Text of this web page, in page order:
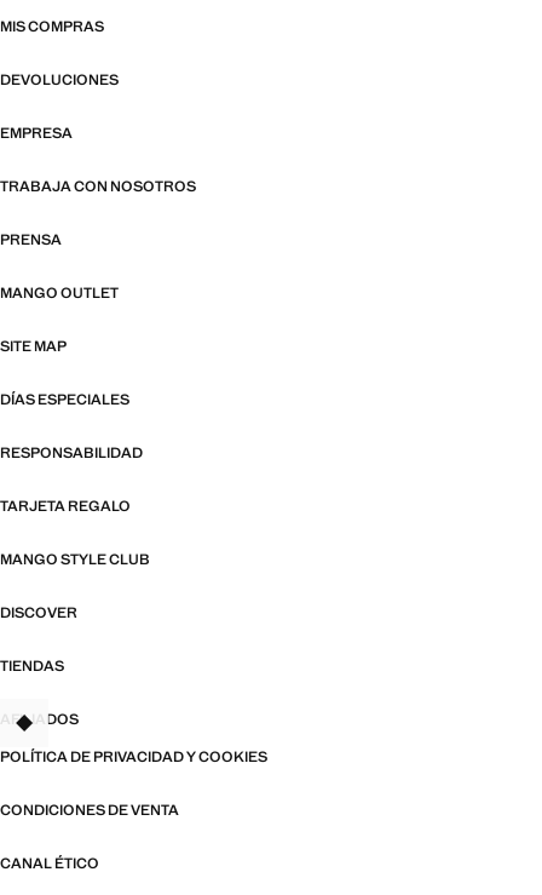
MIS COMPRAS
DEVOLUCIONES
EMPRESA
TRABAJA CON NOSOTROS
PRENSA
MANGO OUTLET
SITE MAP
DÍAS ESPECIALES
RESPONSABILIDAD
TARJETA REGALO
MANGO STYLE CLUB
DISCOVER
TIENDAS
AFILIADOS
POLÍTICA DE PRIVACIDAD Y COOKIES
CONDICIONES DE VENTA
CANAL ÉTICO